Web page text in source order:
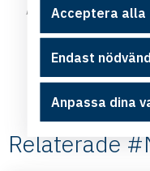
Pohl/Regeringskansliet
Relaterade
Acceptera alla
Endast
Anpassa dina